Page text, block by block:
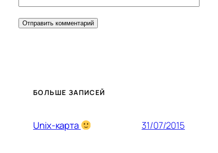
БОЛЬШЕ ЗАПИСЕЙ
Unix-карта 31/07/2015